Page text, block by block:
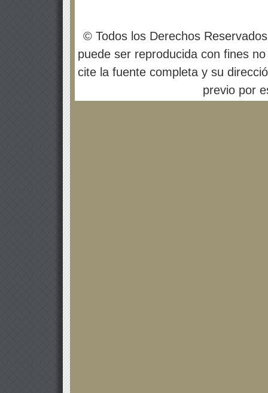
© Todos los Derechos
puede ser reproducida con fines
cite la fuente completa y su
previo por